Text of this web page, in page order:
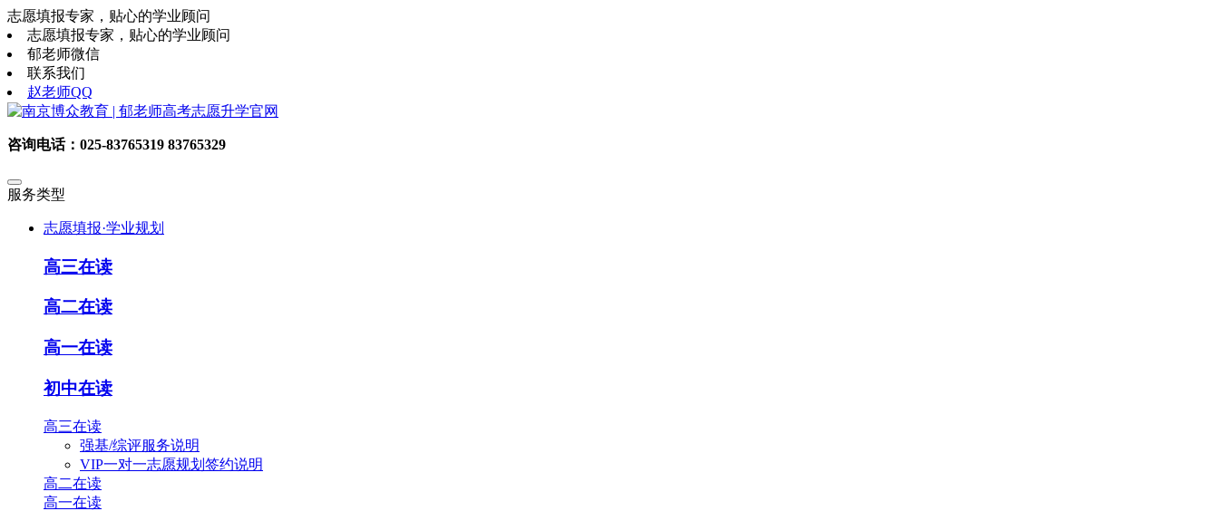
志愿填报专家，贴心的学业顾问
志愿填报专家，贴心的学业顾问
郁老师微信
联系我们
赵老师QQ
咨询电话：025-83765319 83765329
服务类型
志愿填报·学业规划
高三在读
高二在读
高一在读
初中在读
高三在读
强基/综评服务说明
VIP一对一志愿规划签约说明
高二在读
高一在读